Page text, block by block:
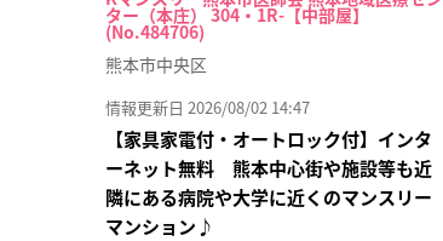
ター（本庄） 304・1R-【中部屋】
(No.484706)
熊本市中央区
情報更新日 2026/08/02 14:47
【家具家電付・オートロック付】インタ
ーネット無料 熊本中心街や施設等も近
隣にある病院や大学に近くのマンスリー
マンション♪